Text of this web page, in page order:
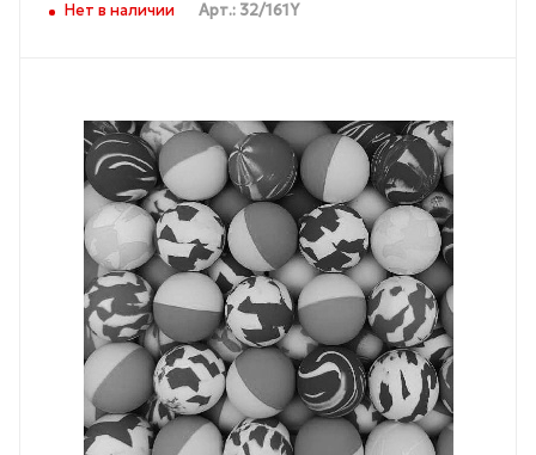
Нет в наличии Арт.: 32/161Y